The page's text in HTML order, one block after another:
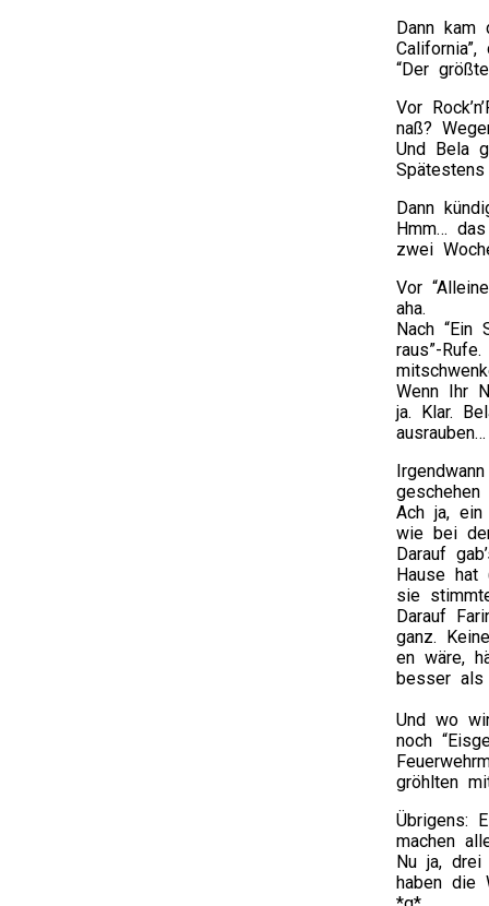
Dann kam
“Der
Vor
naß?
Und Bela
Dann
Hmm…
zwei
Vor
aha.
Nach “Ein
raus”-
Wenn Ihr
ja. Klar.
Ach ja,
wie bei
Darauf
Hause hat
sie
Darauf
ganz.
en wäre,
besser als
Und wo
noch
gröhlten
Übrigens:
machen
Nu ja,
haben die